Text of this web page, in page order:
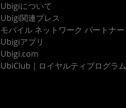
Ubigiについて
Ubigi関連プレス
モバイル ネットワーク パートナー
Ubigiアプリ
Ubigi.com
UbiClub｜ロイヤルティプログラム